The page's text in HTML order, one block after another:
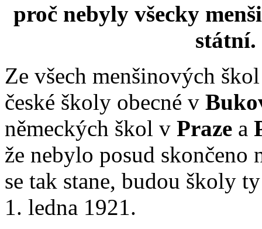
proč nebyly všecky
státní.
Ze všech menšinových
české školy obecné v
německých škol v Praze a
že nebylo posud skončeno
se tak stane, budou školy
1. ledna 1921.